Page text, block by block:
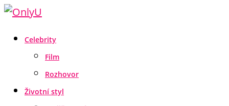
Celebrity
Film
Rozhovor
Životní styl